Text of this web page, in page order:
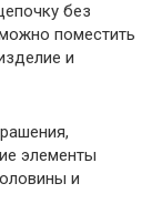
без
поместить
и
элементы
и